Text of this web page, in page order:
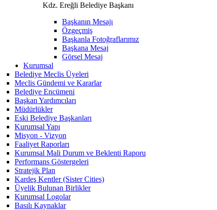
Kdz. Ereğli Belediye Başkanı
Başkanın Mesajı
Özgeçmiş
Başkanla Fotoğraflarımız
Başkana Mesaj
Görsel Mesaj
Kurumsal
Belediye Meclis Üyeleri
Meclis Gündemi ve Kararlar
Belediye Encümeni
Başkan Yardımcıları
Müdürlükler
Eski Belediye Başkanları
Kurumsal Yapı
Misyon - Vizyon
Faaliyet Raporları
Kurumsal Mali Durum ve Beklenti Raporu
Performans Göstergeleri
Stratejik Plan
Kardeş Kentler (Sister Cities)
Üyelik Bulunan Birlikler
Kurumsal Logolar
Basılı Kaynaklar